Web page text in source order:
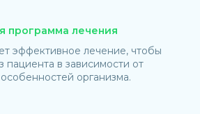
программа лечения
эффективное лечение, чтобы
пациента в зависимости от
организма.